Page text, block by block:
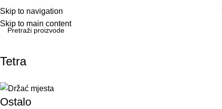
Skip to navigation
Skip to main content
Tetra
Ostalo